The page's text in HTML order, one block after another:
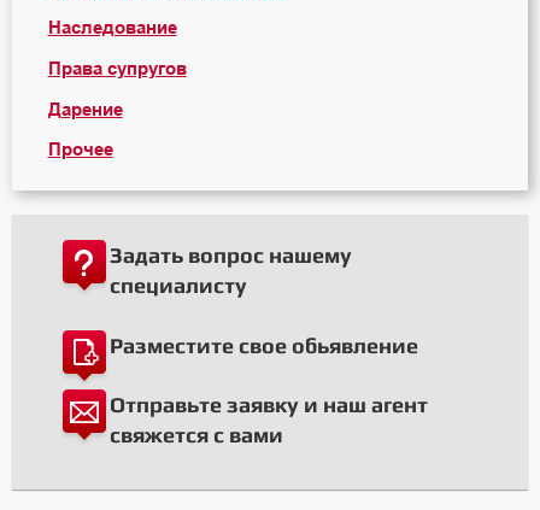
Наследование
Права супругов
Дарение
Прочее
Задать вопрос нашему
специалисту
Разместите свое обьявление
Отправьте заявку и наш агент
свяжется с вами